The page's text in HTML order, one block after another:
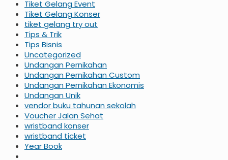
Tiket Gelang Event
Tiket Gelang Konser
tiket gelang try out
Tips & Trik
Tips Bisnis
Uncategorized
Undangan Pernikahan
Undangan Pernikahan Custom
Undangan Pernikahan Ekonomis
Undangan Unik
vendor buku tahunan sekolah
Voucher Jalan Sehat
wristband konser
wristband ticket
Year Book